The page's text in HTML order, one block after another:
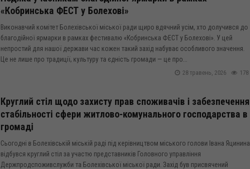
«Кобринська ФЕСТ у Болехові»
Виконавчий комітет Болехівської міської ради щиро вдячний усім, хто долучився до
благодійної ярмарки в рамках фестивалю «Кобринська ФЕСТ у Болехові». У цей
непростий для нашої держави час кожен такий захід набуває особливого значення.
Це не лише про традиції, культуру та єдність громади — це про...
178
28 травень, 2026
Круглий стіл щодо захисту прав споживачів і забезпечення
стабільності сфери житлово-комунального господарства в
громаді
Сьогодні в Болехівській міській раді під керівництвом міського голови Івана Яцинина
відбувся круглий стіл за участю представників Головного управління
Держпродспоживслужби та Болехівської міської ради. Захід був присвячений